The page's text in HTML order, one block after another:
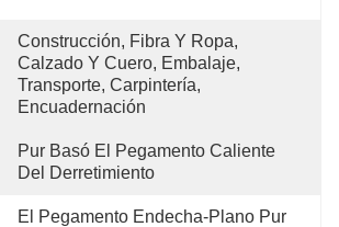
Construcción, Fibra Y Ropa,
Calzado Y Cuero, Embalaje,
Transporte, Carpintería,
Encuadernación
Pur Basó El Pegamento Caliente
Del Derretimiento
El Pegamento Endecha-Plano Pur